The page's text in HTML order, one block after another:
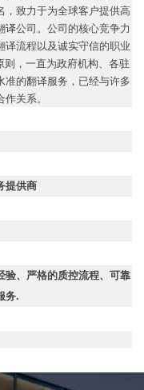
，致力于为全球客户提供高
译公司。公司的核心竞争力
译流程以及诚实守信的职业
则，一直为政府机构、各驻
准的翻译服务，已经与许多
关系。
提供商
验、严格的质控流程、可靠
务.